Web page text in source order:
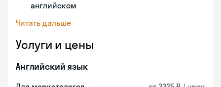
английском
Читать дальше
Услуги и цены
Английский язык